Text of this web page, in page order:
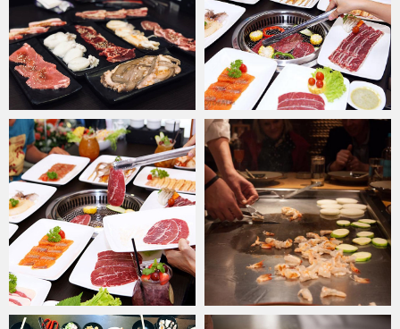
Đến vớiNhà hàng Samurai BBQ
, thực khách sẽ có cơ hội thưởng
thức các loại thịt bò Mỹ ngoại nhập. Để có được mùi vị thơm ngon,
quyến rũ, đầu bếp sẽ thái thịt bò thành từng lát không quá mỏng,
bản vừa ăn, để khi nướng lên thịt không bị nhanh cháy, hai mặt khi
vừa chín vẫn giữ được vị ngọt bên trong. Nếu là fan của các món